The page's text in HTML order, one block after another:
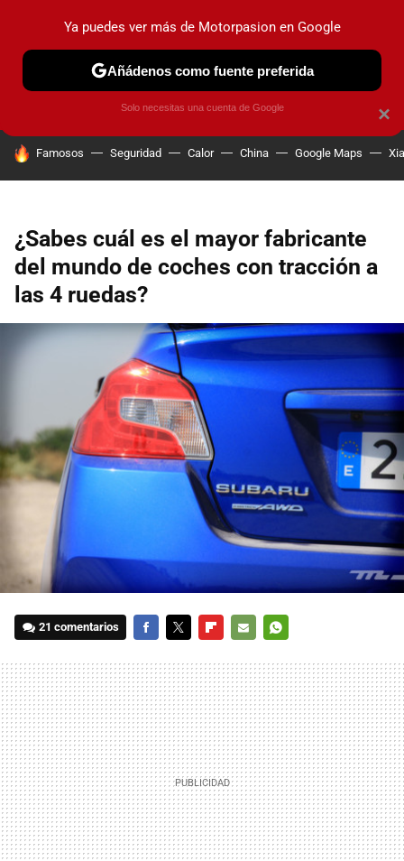
PRUEBAS COCHES ELÉCTRICOS OBSERVATORIO
HOY SE HABLA DE
Famosos Seguridad Calor China Google Maps
¿Sabes cuál es el mayor fabricante
del mundo de coches con tracción a
las 4 ruedas?
21 comentarios
MAIL
×
Ya puedes ver más de Motorpasion en Google
Añádenos como fuente preferida
Solo necesitas una cuenta de Google